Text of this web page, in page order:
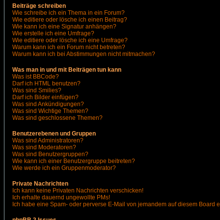
Beiträge schreiben
Wie schreibe ich ein Thema in ein Forum?
Wie editiere oder lösche ich einen Beitrag?
Wie kann ich eine Signatur anhängen?
Wie erstelle ich eine Umfrage?
Wie editiere oder lösche ich eine Umfrage?
Warum kann ich ein Forum nicht betreten?
Warum kann ich bei Abstimmungen nicht mitmachen?
Was man in und mit Beiträgen tun kann
Was ist BBCode?
Darf ich HTML benutzen?
Was sind Smilies?
Darf ich Bilder einfügen?
Was sind Ankündigungen?
Was sind Wichtige Themen?
Was sind geschlossene Themen?
Benutzerebenen und Gruppen
Was sind Administratoren?
Was sind Moderatoren?
Was sind Benutzergruppen?
Wie kann ich einer Benutzergruppe beitreten?
Wie werde ich ein Gruppenmoderator?
Private Nachrichten
Ich kann keine Privaten Nachrichten verschicken!
Ich erhalte dauernd ungewollte PMs!
Ich habe eine Spam- oder perverse E-Mail von jemandem auf diesem Board